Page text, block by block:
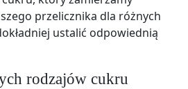
przelicznika dla różnych
ustalić odpowiednią
rodzajów cukru